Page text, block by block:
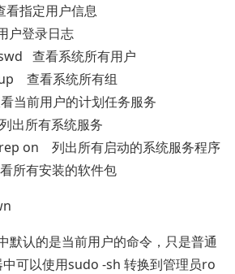
定用户信息
录日志
查看系统所有用户
查看系统所有组
用户的计划任务服务
所有系统服务
on 列出所有启动的系统服务程序
安装的软件包
认的是当前用户的命令，只是普通
可以使用sudo -sh 转换到管理员ro